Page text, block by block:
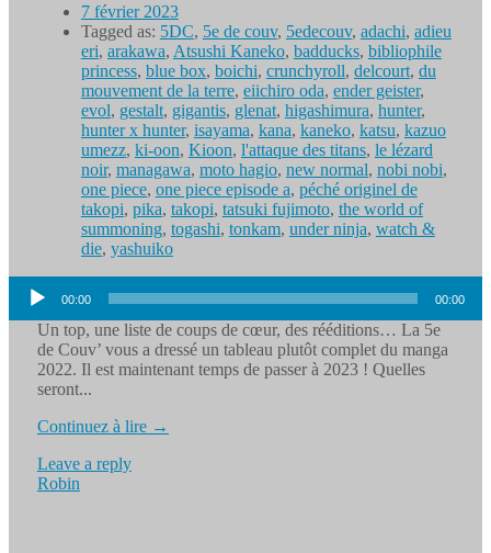
7 février 2023
Tagged as: 5DC, 5e de couv, 5edecouv, adachi, adieu
eri, arakawa, Atsushi Kaneko, badducks, bibliophile
princess, blue box, boichi, crunchyroll, delcourt, du
mouvement de la terre, eiichiro oda, ender geister,
evol, gestalt, gigantis, glenat, higashimura, hunter,
hunter x hunter, isayama, kana, kaneko, katsu, kazuo
umezz, ki-oon, Kioon, l'attaque des titans, le lézard
noir, managawa, moto hagio, new normal, nobi nobi,
one piece, one piece episode a, péché originel de
takopi, pika, takopi, tatsuki fujimoto, the world of
summoning, togashi, tonkam, under ninja, watch &
die, yashuiko
Lecteur
audio
00:00 00:00
Un top, une liste de coups de cœur, des rééditions… La 5e
de Couv’ vous a dressé un tableau plutôt complet du manga
2022. Il est maintenant temps de passer à 2023 ! Quelles
seront...
Continuez à lire →
Leave a reply
Robin